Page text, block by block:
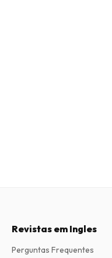
Revistas em Ingles
Perguntas Frequentes